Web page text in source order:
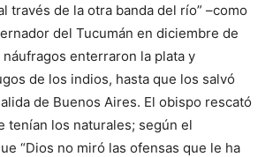
través de la otra banda del río” –como
del Tucumán en diciembre de
enterraron la plata y
de los indios, hasta que los salvó
de Buenos Aires. El obispo rescató
tenían los naturales; según el
“Dios no miró las ofensas que le ha